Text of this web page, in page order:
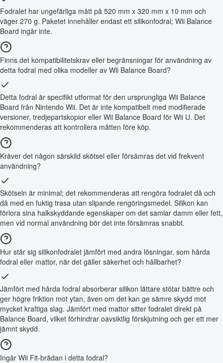
Fodralet har ungefärliga mått på 520 mm x 320 mm x 10 mm och
väger 270 g. Paketet innehåller endast ett silikonfodral; Wii Balance
Board ingår inte.
Finns det kompatibilitetskrav eller begränsningar för användning av
detta fodral med olika modeller av Wii Balance Board?
Detta fodral är specifikt utformat för den ursprungliga Wii Balance
Board från Nintendo Wii. Det är inte kompatibelt med modifierade
versioner, tredjepartskopior eller Wii Balance Board för Wii U. Det
rekommenderas att kontrollera måtten före köp.
Kräver det någon särskild skötsel eller försämras det vid frekvent
användning?
Skötseln är minimal; det rekommenderas att rengöra fodralet då och
då med en fuktig trasa utan slipande rengöringsmedel. Silikon kan
förlora sina halkskyddande egenskaper om det samlar damm eller fett,
men vid normal användning bör det inte försämras snabbt.
Hur står sig silikonfodralet jämfört med andra lösningar, som hårda
fodral eller mattor, när det gäller säkerhet och hållbarhet?
Jämfört med hårda fodral absorberar silikon lättare stötar bättre och
ger högre friktion mot ytan, även om det kan ge sämre skydd mot
mycket kraftiga slag. Jämfört med mattor sitter fodralet direkt på
Balance Board, vilket förhindrar oavsiktlig förskjutning och ger ett mer
jämnt skydd.
Ingår Wii Fit-brädan i detta fodral?